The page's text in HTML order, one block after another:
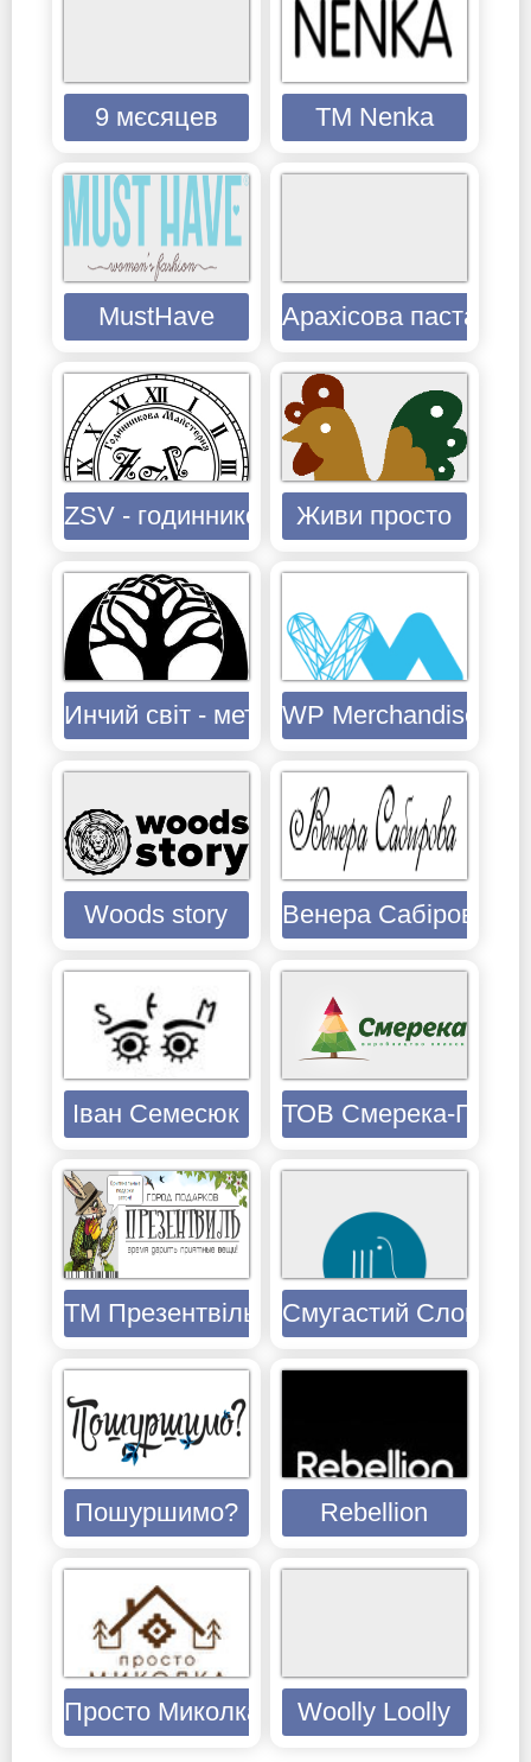
9 мєсяцев TM Nenka
MustHave Арахісова паста
ZSV - годинникова майстерня
Живи просто
Инчий світ - метафоричні карти
WP Merchandise
Woods story Венера Сабірова
Іван Семесюк ТОВ Смерека-Плюс
ТМ Презентвіль Смугастий Слон
Пошуршимо? Rebellion
Просто Миколка Woolly Loolly